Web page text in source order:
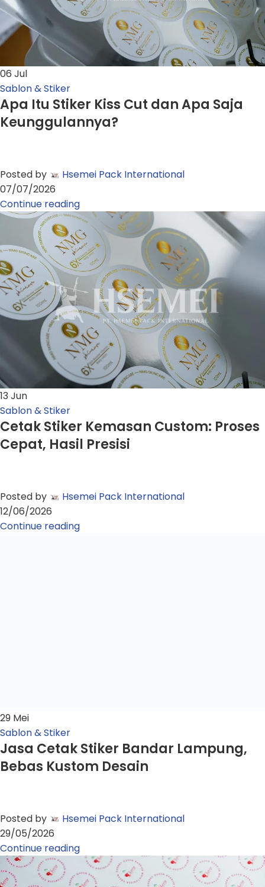
06 Jul
Sablon & Stiker
Apa Itu Stiker Kiss Cut dan Apa Saja
Keunggulannya?
Posted by
Hsemei Pack International
07/07/2026
Continue reading
13 Jun
Sablon & Stiker
Cetak Stiker Kemasan Custom: Proses
Cepat, Hasil Presisi
Posted by
Hsemei Pack International
12/06/2026
Continue reading
29 Mei
Sablon & Stiker
Jasa Cetak Stiker Bandar Lampung,
Bebas Kustom Desain
Posted by
Hsemei Pack International
29/05/2026
Continue reading